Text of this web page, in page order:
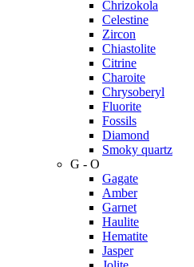
Chrizokola
Celestine
Zircon
Chiastolite
Citrine
Charoite
Chrysoberyl
Fluorite
Fossils
Diamond
Smoky quartz
G - O
Gagate
Amber
Garnet
Haulite
Hematite
Jasper